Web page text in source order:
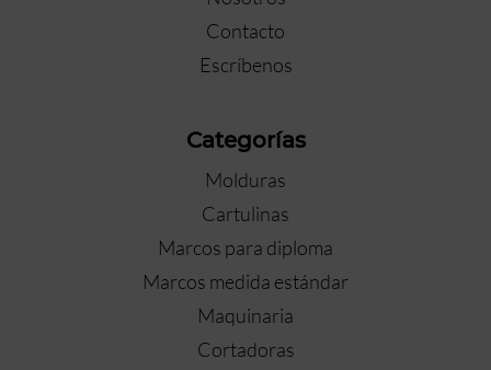
Contacto
Escríbenos
Categorías
Molduras
Cartulinas
Marcos para diploma
Marcos medida estándar
Maquinaria
Cortadoras